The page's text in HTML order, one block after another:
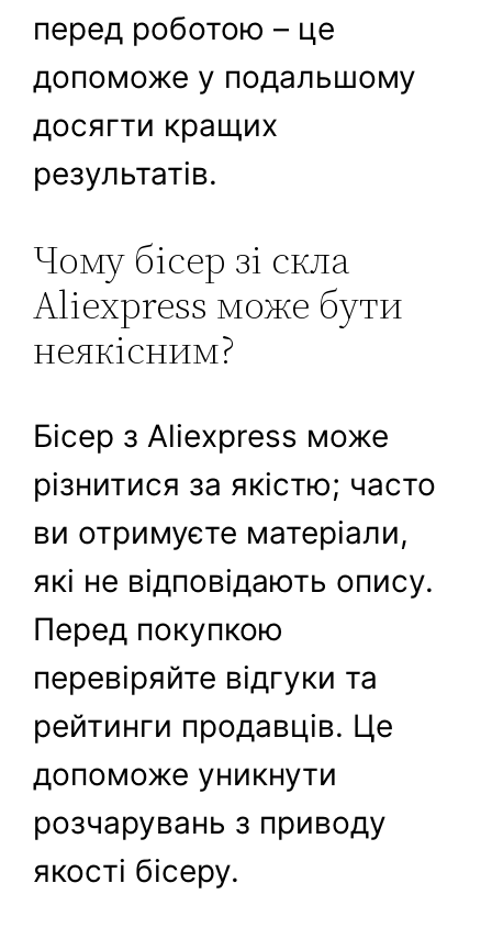
перед роботою – це
допоможе у подальшому
досягти кращих
результатів.
Чому бісер зі скла
Aliexpress може бути
неякісним?
Бісер з Aliexpress може
різнитися за якістю; часто
ви отримуєте матеріали,
які не відповідають опису.
Перед покупкою
перевіряйте відгуки та
рейтинги продавців. Це
допоможе уникнути
розчарувань з приводу
якості бісеру.